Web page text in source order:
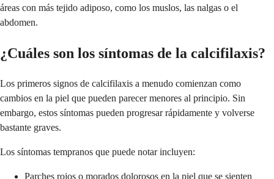
áreas con más tejido adiposo, como los muslos, las nalgas o el
abdomen.
¿Cuáles son los síntomas de la calcifilaxis?
Los primeros signos de calcifilaxis a menudo comienzan como
cambios en la piel que pueden parecer menores al principio. Sin
embargo, estos síntomas pueden progresar rápidamente y volverse
bastante graves.
Los síntomas tempranos que puede notar incluyen:
Parches rojos o morados dolorosos en la piel que se sienten